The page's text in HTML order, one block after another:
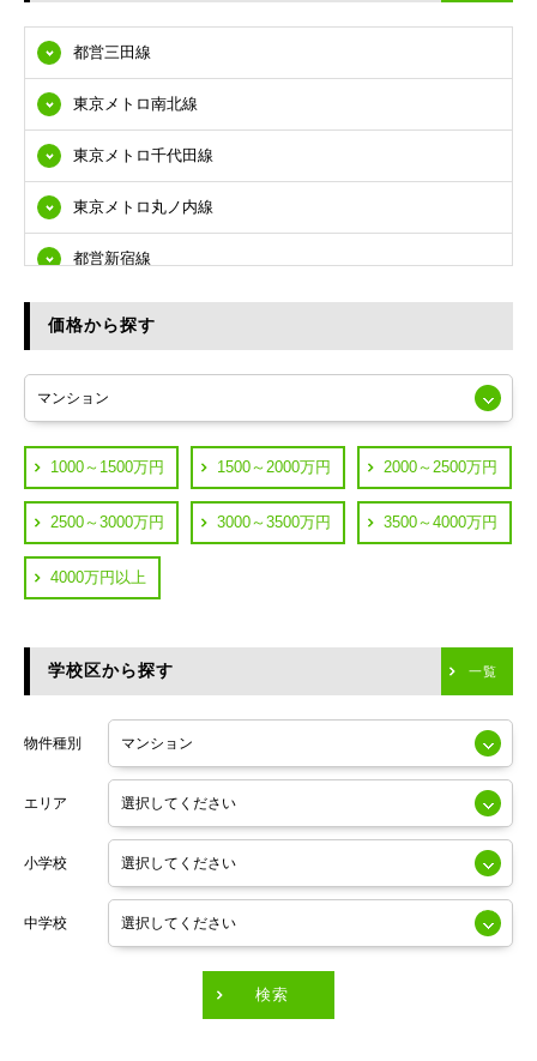
江東区
品川区
目黒区
大田区
世田谷区
渋谷区
練馬区
葛飾区
横浜市鶴見区
横浜市神奈川区
川崎市川崎区
川崎市中原区
川崎市高津区
都営三田線
東京メトロ南北線
東京メトロ千代田線
東京メトロ丸ノ内線
都営新宿線
都営浅草線
JR中央線
JR中央・総武線
東京メトロ日比谷線
小田急線
東京メトロ半蔵門線
東京メトロ副都心線
東京メトロ有楽町線
価格から探す
1000～1500万円 1500～2000万円 2000～2500万円
2500～3000万円 3000～3500万円 3500～4000万円
4000万円以上
学校区から探す 一覧
物件種別
エリア
小学校
中学校
検索